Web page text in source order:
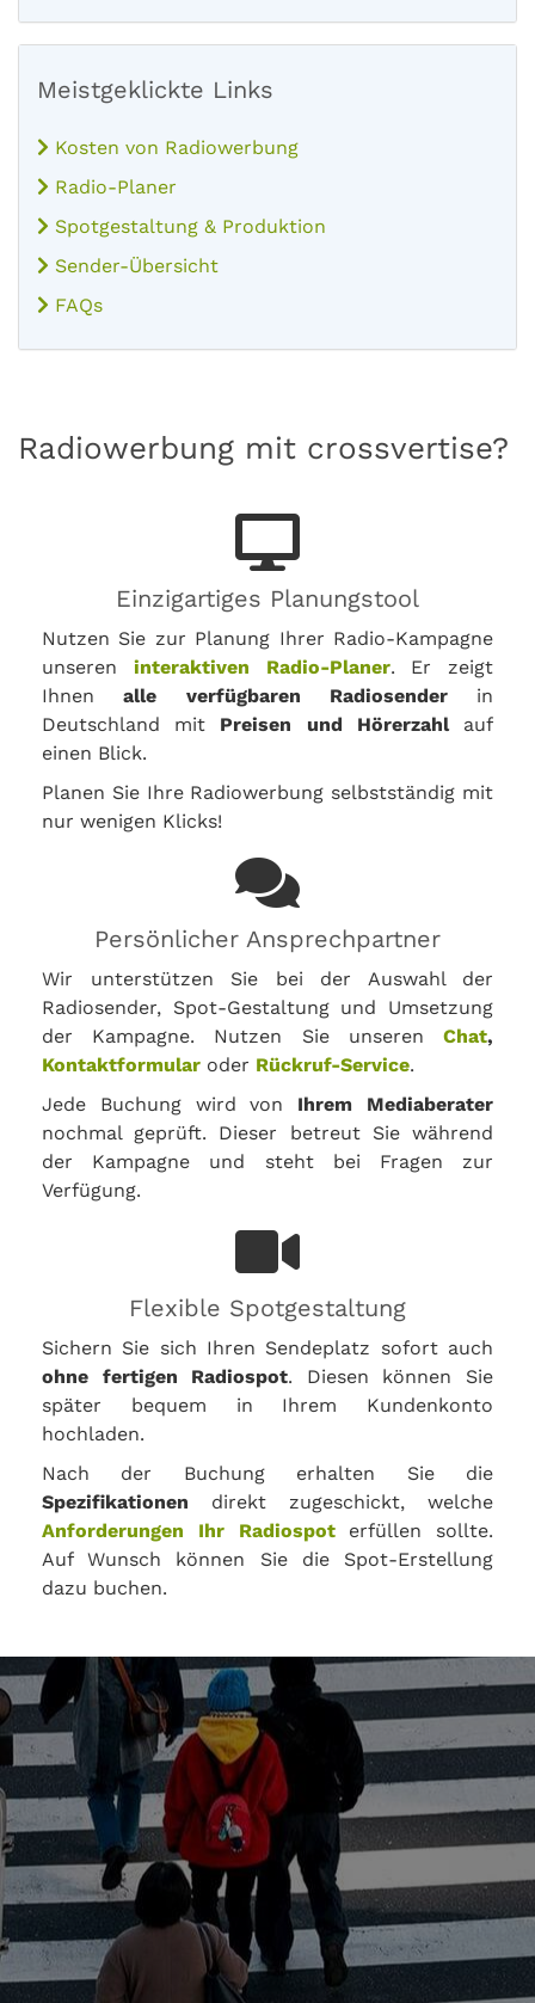
Meistgeklickte Links
Kosten von Radiowerbung
Radio-Planer
Spotgestaltung & Produktion
Sender-Übersicht
FAQs
Radiowerbung mit crossvertise?
Einzigartiges Planungstool
Nutzen Sie zur Planung Ihrer Radio-Kampagne
unseren interaktiven Radio-Planer. Er zeigt
Ihnenalle verfügbaren Radiosenderin
Deutschland mit Preisen und Hörerzahlauf
einen Blick.
Planen Sie Ihre Radiowerbung selbstständig mit
nur wenigen Klicks!
Persönlicher Ansprechpartner
Wir unterstützen Sie bei der Auswahl der
Radiosender, Spot-Gestaltung und Umsetzung
der Kampagne. Nutzen Sie unseren Chat,
Kontaktformular oder Rückruf-Service.
Jede Buchung wird von Ihrem Mediaberater
nochmal geprüft. Dieser betreut Sie während
der Kampagne und steht bei Fragen zur
Verfügung.
Flexible Spotgestaltung
Sichern Sie sich Ihren Sendeplatz sofort auch
ohne fertigen Radiospot. Diesen können Sie
später bequem in Ihrem Kundenkonto
hochladen.
Nach der Buchung erhalten Sie die
Spezifikationen direkt zugeschickt, welche
Anforderungen Ihr Radiospoterfüllen sollte.
Auf Wunsch können Sie die Spot-Erstellung
dazu buchen.